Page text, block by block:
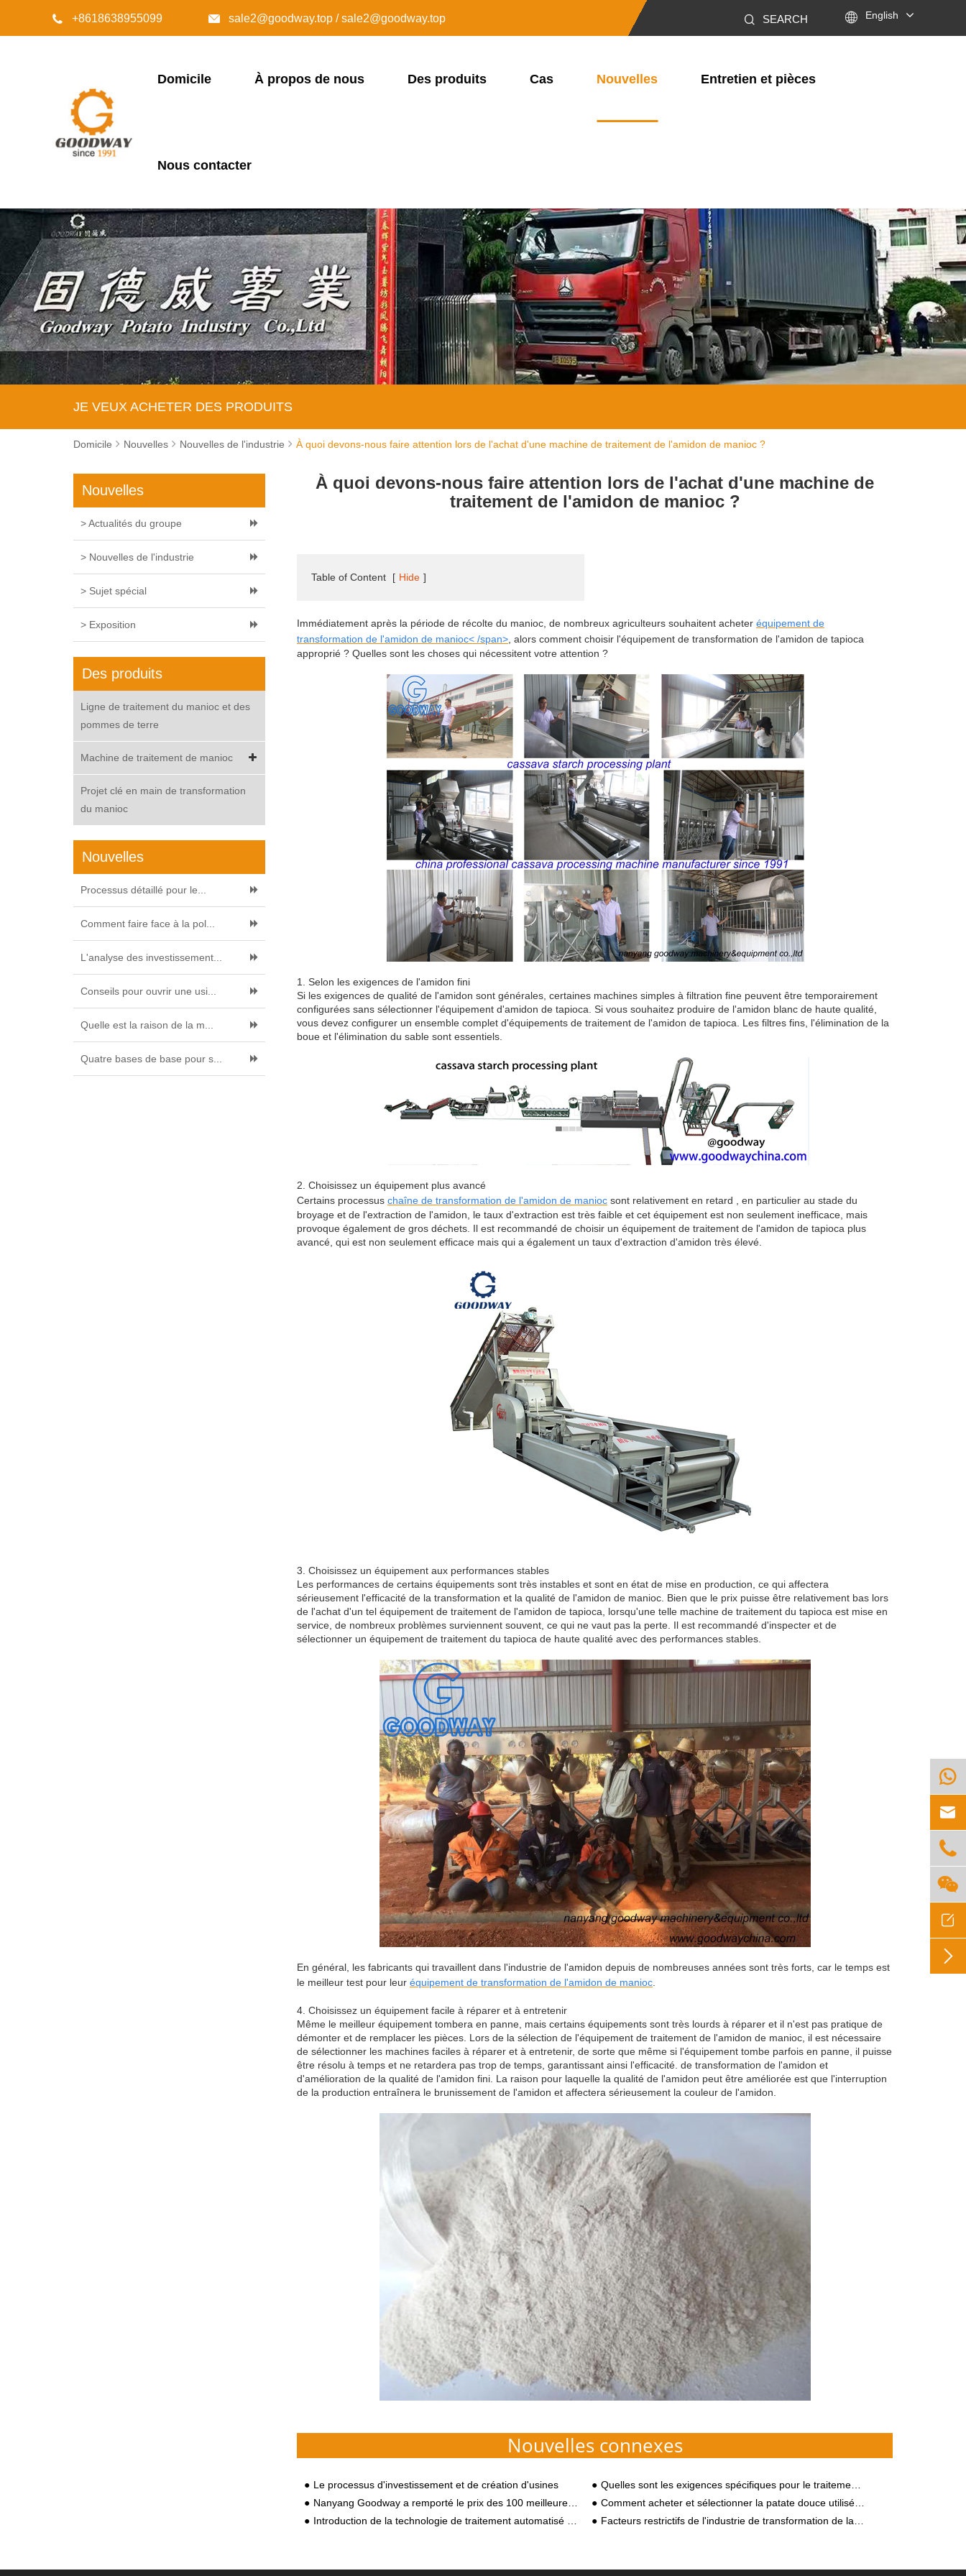
 +8618638955099  sale2@goodway.top / sale2@goodway.top SEARCH  English
Domicile À propos de nous Des produits Cas Nouvelles Entretien et pièces
Nous contacter
JE VEUX ACHETER DES PRODUITS
Domicile Nouvelles Nouvelles de l'industrie À quoi devons-nous faire attention lors de l'achat d'une machine de traitement de l'amidon de manioc ?
Nouvelles
> Actualités du groupe
> Nouvelles de l'industrie
> Sujet spécial
> Exposition
Des produits
Ligne de traitement du manioc et des
pommes de terre
Machine de traitement de manioc
Projet clé en main de transformation
du manioc
Nouvelles
Processus détaillé pour le...
Comment faire face à la pol...
L'analyse des investissement...
Conseils pour ouvrir une usi...
Quelle est la raison de la m...
Quatre bases de base pour s...
À quoi devons-nous faire attention lors de l'achat d'une machine de
traitement de l'amidon de manioc ?
Table of Content [ Hide ]
Immédiatement après la période de récolte du manioc, de nombreux agriculteurs souhaitent acheter équipement de
transformation de l'amidon de manioc< /span> , alors comment choisir l'équipement de transformation de l'amidon de tapioca
approprié ? Quelles sont les choses qui nécessitent votre attention ?
1. Selon les exigences de l'amidon fini
Si les exigences de qualité de l'amidon sont générales, certaines machines simples à filtration fine peuvent être temporairement
configurées sans sélectionner l'équipement d'amidon de tapioca. Si vous souhaitez produire de l'amidon blanc de haute qualité,
vous devez configurer un ensemble complet d'équipements de traitement de l'amidon de tapioca. Les filtres fins, l'élimination de la
boue et l'élimination du sable sont essentiels.
2. Choisissez un équipement plus avancé
Certains processus chaîne de transformation de l'amidon de manioc sont relativement en retard , en particulier au stade du
broyage et de l'extraction de l'amidon, le taux d'extraction est très faible et cet équipement est non seulement inefficace, mais
provoque également de gros déchets. Il est recommandé de choisir un équipement de traitement de l'amidon de tapioca plus
avancé, qui est non seulement efficace mais qui a également un taux d'extraction d'amidon très élevé.
3. Choisissez un équipement aux performances stables
Les performances de certains équipements sont très instables et sont en état de mise en production, ce qui affectera
sérieusement l'efficacité de la transformation et la qualité de l'amidon de manioc. Bien que le prix puisse être relativement bas lors
de l'achat d'un tel équipement de traitement de l'amidon de tapioca, lorsqu'une telle machine de traitement du tapioca est mise en
service, de nombreux problèmes surviennent souvent, ce qui ne vaut pas la perte. Il est recommandé d'inspecter et de
sélectionner un équipement de traitement du tapioca de haute qualité avec des performances stables.
En général, les fabricants qui travaillent dans l'industrie de l'amidon depuis de nombreuses années sont très forts, car le temps est
le meilleur test pour leur équipement de transformation de l'amidon de manioc
4. Choisissez un équipement facile à réparer et à entretenir
Même le meilleur équipement tombera en panne, mais certains équipements sont très lourds à réparer et il n'est pas pratique de
démonter et de remplacer les pièces. Lors de la sélection de l'équipement de traitement de l'amidon de manioc, il est nécessaire
de sélectionner les machines faciles à réparer et à entretenir, de sorte que même si l'équipement tombe parfois en panne, il puisse
être résolu à temps et ne retardera pas trop de temps, garantissant ainsi l'efficacité. de transformation de l'amidon et
d'amélioration de la qualité de l'amidon fini. La raison pour laquelle la qualité de l'amidon peut être améliorée est que l'interruption
de la production entraînera le brunissement de l'amidon et affectera sérieusement la couleur de l'amidon.
Nouvelles connexes
Le processus d'investissement et de création d'usines
Quelles sont les exigences spécifiques pour le traitement de l'amidon de tapioca ? Quels sont les équipements de transformation du manioc ?
Nanyang Goodway a remporté le prix des 100 meilleures entreprises d'innovation scientifique et technologique de Nanyang en 2018
Comment acheter et sélectionner la patate douce utilisée pour le traitement de l'amidon ?
Introduction de la technologie de traitement automatisé de l'amidon de patate douce
Facteurs restrictifs de l'industrie de transformation de la pomme de terre





